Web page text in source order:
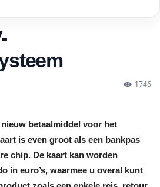
1746
betaalmiddel voor het
is even groot als een bankpas
chip. De kaart kan worden
in euro’s, waarmee u overal kunt